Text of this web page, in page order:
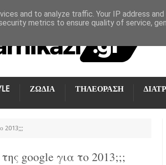
ΖΩΔΙΑ ΤΗΛΕΟΡΑΣΗ
2013;;;
google για το 2013;;;
and to analyze traffic. Your IP address
metrics to ensure quality of service,